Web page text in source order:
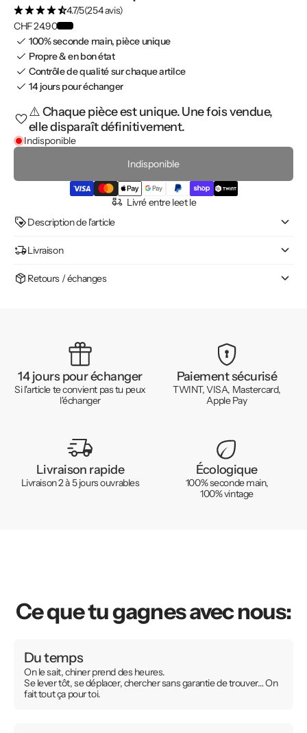
4.7/5(254 avis)
CHF 24.90
100% seconde main, pièce unique
Propre & en bon état
Contrôle de qualité sur chaque artilce
14 jours pour échanger
⚠️ Chaque pièce est unique. Une fois vendue,
elle disparaît définitivement.
Indisponible
Indisponible
Livré entre leet le
Description de l'article
Livraison
Retours / échanges
14 jours pour échanger
Si l'article te convient pas tu peux
l'échanger
Paiement sécurisé
TWINT, VISA, Mastercard,
Apple Pay
Livraison rapide
Livraison 2 à 5 jours ouvrables
Écologique
100% seconde main,
100% vintage
Ce que tu gagnes avec nous:
Du temps
On le sait, chiner prend des heures.
Se lever tôt, se déplacer, chercher sans garantie de trouver… On
fait tout ça pour toi.